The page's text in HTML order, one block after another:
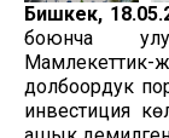
Бишкек,
боюнча
долбоордук
инвестиция